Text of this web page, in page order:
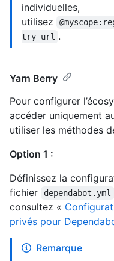
individuelles,
utilisez
try_url .
Yarn Berry
Pour configurer
accéder uniquement
utiliser les méthodes
Option 1 :
Définissez la
fichier
dependabot.yml
consultez «
privés pour
Remarque